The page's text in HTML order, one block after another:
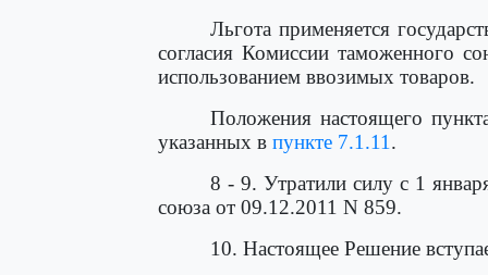
Льгота применяется
согласия Комиссии таможенного
использованием ввозимых товаров.
Положения настоящего
указанных в пункте 7.1.11 .
8 - 9. Утратили силу с 1
союза от 09.12.2011 N 859.
10. Настоящее Решение